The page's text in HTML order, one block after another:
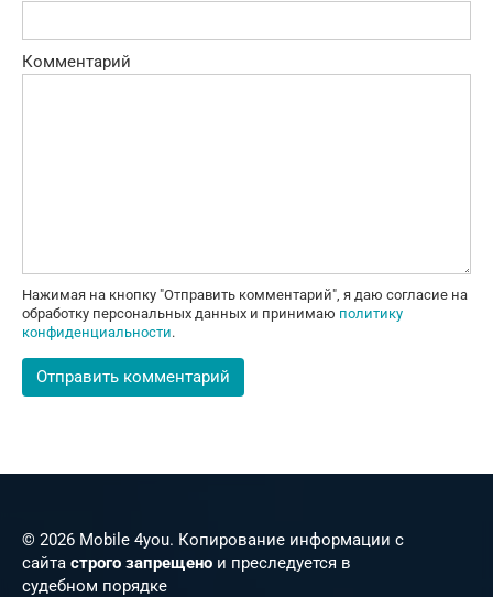
Комментарий
Нажимая на кнопку "Отправить комментарий", я даю согласие на
обработку персональных данных и принимаю политику
конфиденциальности.
© 2026 Mobile 4you. Копирование информации с
сайта строго запрещено и преследуется в
судебном порядке